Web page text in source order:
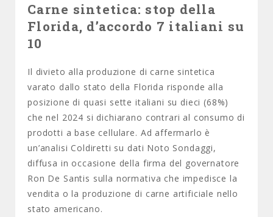
Carne sintetica: stop della
Florida, d’accordo 7 italiani su
10
Il divieto alla produzione di carne sintetica
varato dallo stato della Florida risponde alla
posizione di quasi sette italiani su dieci (68%)
che nel 2024 si dichiarano contrari al consumo di
prodotti a base cellulare. Ad affermarlo è
un’analisi Coldiretti su dati Noto Sondaggi,
diffusa in occasione della firma del governatore
Ron De Santis sulla normativa che impedisce la
vendita o la produzione di carne artificiale nello
stato americano.